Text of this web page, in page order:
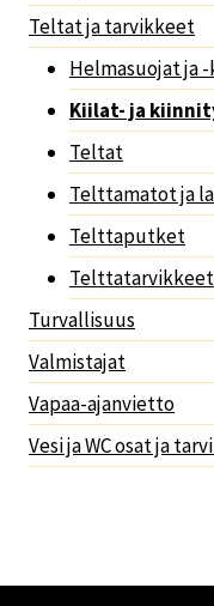
Teltat ja tarvikkeet
Helmasuojat ja
Kiilat- ja
Teltat
Telttamatot ja
Telttaputket
Telttatarvikkeet
Turvallisuus
Valmistajat
Vapaa-ajanvietto
Vesi ja WC osat ja